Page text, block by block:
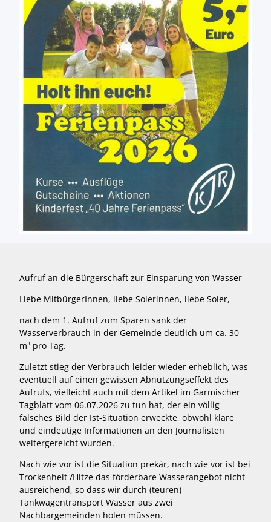
Aufruf an die Bürgerschaft zur Einsparung von Wasser
Liebe MitbürgerInnen, liebe Soierinnen, liebe Soier,
nach dem 1. Aufruf zum Sparen sank der
Wasserverbrauch in der Gemeinde deutlich um ca. 30
m³ pro Tag.
Zuletzt stieg der Verbrauch leider wieder erheblich, was
eventuell auf einen gewissen Abnutzungseffekt des
Aufrufs, vielleicht auch mit dem Artikel im Garmischer
Tagblatt vom 06.07.2026 zu tun hat, der ein völlig
falsches Bild der Ist-Situation erweckte, obwohl klare
und eindeutige Informationen an den Journalisten
weitergereicht wurden.
Nach wie vor ist die Situation prekär, nach wie vor ist bei
Trockenheit /Hitze das förderbare Wasserangebot nicht
ausreichend, so dass wir durch (teuren)
Tankwagentransport Wasser aus zwei
Nachbargemeinden holen müssen.